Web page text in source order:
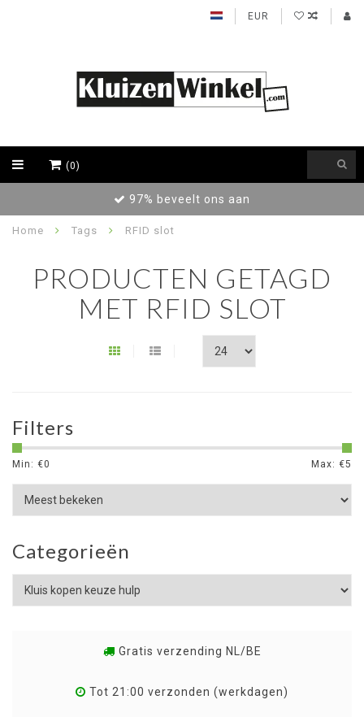
EUR
(0)
97% beveelt ons aan
Home Tags RFID slot
PRODUCTEN GETAGD
MET RFID SLOT
Filters
Min: €0 Max: €5
Categorieën
Gratis verzending NL/BE
Tot 21:00 verzonden (werkdagen)